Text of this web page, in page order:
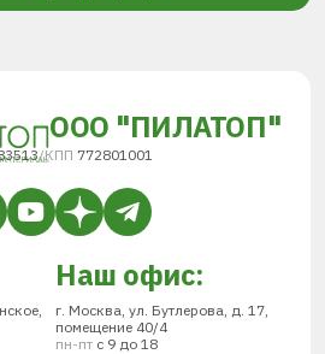
ООО "ПИЛАТОП"
/КПП 772801001
Наш офис:
г. Москва, ул. Бутлерова, д. 17,
помещение 40/4
пн-пт с 9 до 18